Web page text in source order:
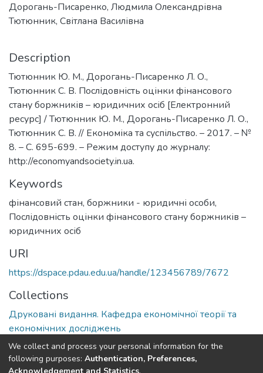
Дорогань-Писаренко, Людмила Олександрівна
Тютюнник, Світлана Василівна
Description
Тютюнник Ю. М., Дорогань-Писаренко Л. О.,
Тютюнник С. В. Послідовність оцінки фінансового
стану боржників – юридичних осіб [Електронний
ресурс] / Тютюнник Ю. М., Дорогань-Писаренко Л. О.,
Тютюнник С. В. // Економіка та суспільство. – 2017. – №
8. – С. 695-699. – Режим доступу до журналу:
http://economyandsociety.in.ua.
Keywords
фінансовий стан, боржники - юридичні особи,
Послідовність оцінки фінансового стану боржників –
юридичних осіб
URI
https://dspace.pdau.edu.ua/handle/123456789/7672
Collections
Друковані видання. Кафедра економічної теорії та
економічних досліджень
Full item page
We collect and process your personal information for the
following purposes: Authentication, Preferences,